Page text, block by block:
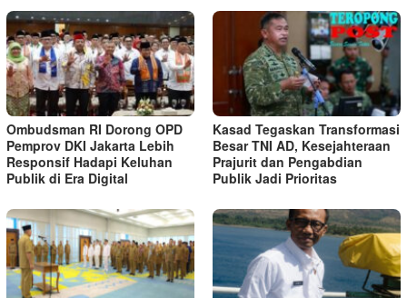
Ombudsman RI Dorong OPD
Pemprov DKI Jakarta Lebih
Responsif Hadapi Keluhan
Publik di Era Digital
Kasad Tegaskan Transformasi
Besar TNI AD, Kesejahteraan
Prajurit dan Pengabdian
Publik Jadi Prioritas